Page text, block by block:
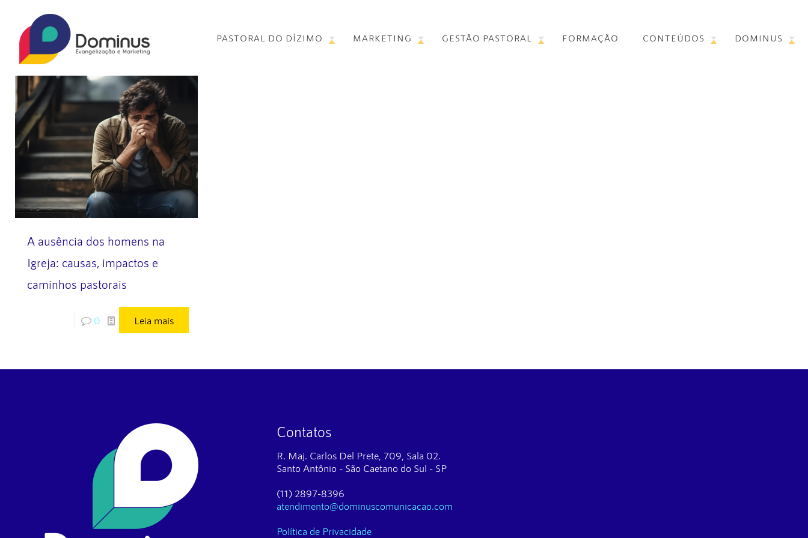
PASTORAL DO DÍZIMO MARKETING GESTÃO PASTORAL FORMAÇÃO CONTEÚDOS DOMINUS
A ausência dos homens na
Igreja: causas, impactos e
caminhos pastorais
0 Leia mais
Contatos
R. Maj. Carlos Del Prete, 709, Sala 02.
Santo Antônio - São Caetano do Sul - SP
(11) 2897-8396
atendimento@dominuscomunicacao.com
Política de Privacidade